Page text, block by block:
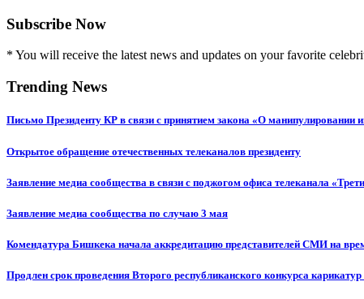
Subscribe Now
* You will receive the latest news and updates on your favorite
Trending News
Письмо Президенту КР в связи с принятием закона «О манипулировании
Открытое обращение отечественных телеканалов президенту
Заявление медиа сообщества в связи с поджогом офиса телеканала
Заявление медиа сообщества по случаю 3 мая
Комендатура Бишкека начала аккредитацию представителей СМИ на
Продлен срок проведения Второго республиканского конкурса